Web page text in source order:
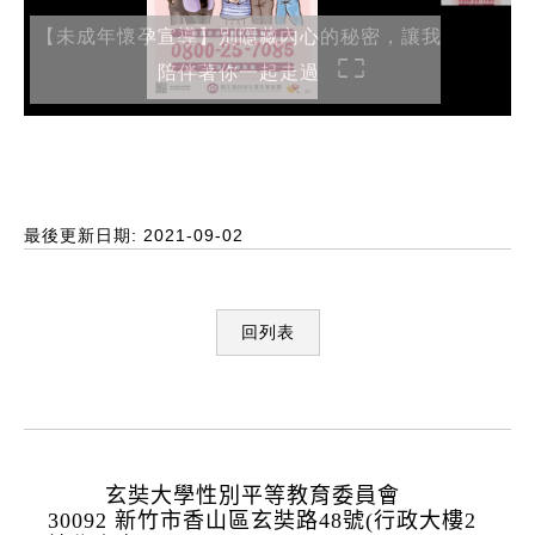
【未成年懷孕宣導】別隱藏內心的秘密，讓我
陪伴著你一起走過
最後更新日期: 2021-09-02
回列表
玄奘大學性別平等教育委員會
30092 新竹市香山區玄奘路48號(行政大樓2